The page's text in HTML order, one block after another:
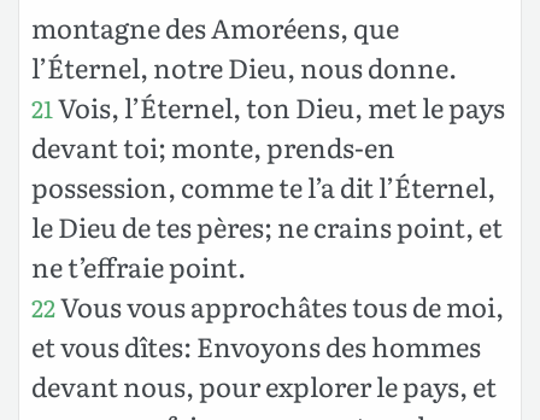
montagne des Amoréens, que
l’Éternel, notre Dieu, nous donne.
21Vois, l’Éternel, ton Dieu, met le pays
devant toi; monte, prends-en
possession, comme te l’a dit l’Éternel,
le Dieu de tes pères; ne crains point, et
ne t’effraie point.
22Vous vous approchâtes tous de moi,
et vous dîtes: Envoyons des hommes
devant nous, pour explorer le pays, et